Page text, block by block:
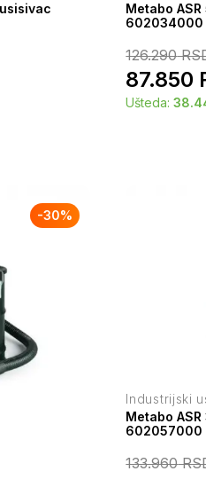
Metabo
602034000
126.290
87.850
Ušteda:
-30%
Industrijski
Metabo
602057000
133.960